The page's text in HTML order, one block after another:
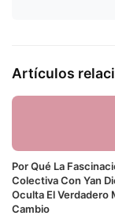
Artículos
Por Qué La
Colectiva Con Yan
Oculta El Verdadero
Cambio